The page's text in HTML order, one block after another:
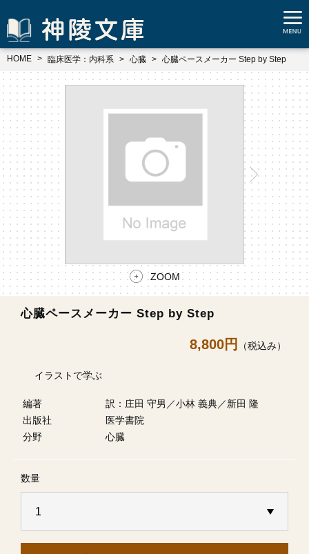
HOME 臨床医学：内科系 心臓 心臓ペースメーカー Step by Step
ZOOM
心臓ペースメーカー Step by Step
8,800円 （税込み）
イラストで学ぶ
編著
訳：庄田 守男／小林 義典／新田 隆
出版社
医学書院
分野
心臓
数量